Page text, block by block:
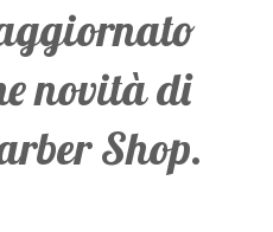
novità di
Shop.